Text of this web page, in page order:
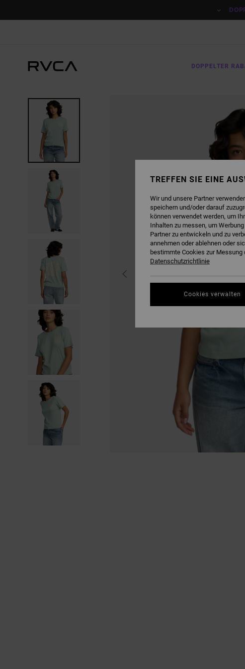
DOPPELTER
TREFFEN SIE EINE
Wir und unsere Partner
speichern und/oder darauf
können verwendet werden, um
Inhalten zu messen, um
Partner zu entwickeln und zu
annehmen oder ablehnen oder
bestimmte Cookies zur
Datenschutzrichtlinie
Cookies verwalten